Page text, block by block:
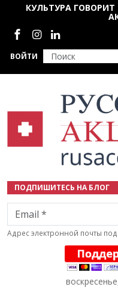
Перейти к основному
ВОЙТИ
КУЛЬТУРА
Социальные сети
ПОДПИШИТЕСЬ НА БЛОГ
Email
Адрес электронной почты